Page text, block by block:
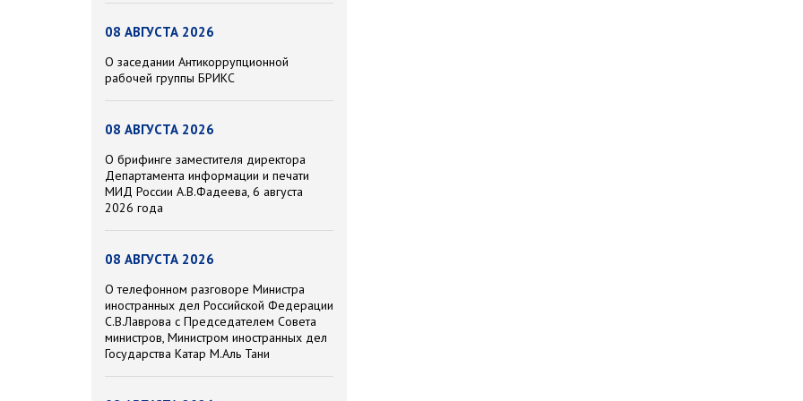
08 АВГУСТА 2026
О заседании Антикоррупционной
рабочей группы БРИКС
08 АВГУСТА 2026
О брифинге заместителя директора
Департамента информации и печати
МИД России А.В.Фадеева, 6 августа
2026 года
08 АВГУСТА 2026
О телефонном разговоре Министра
иностранных дел Российской Федерации
С.В.Лаврова с Председателем Совета
министров, Министром иностранных дел
Государства Катар М.Аль Тани